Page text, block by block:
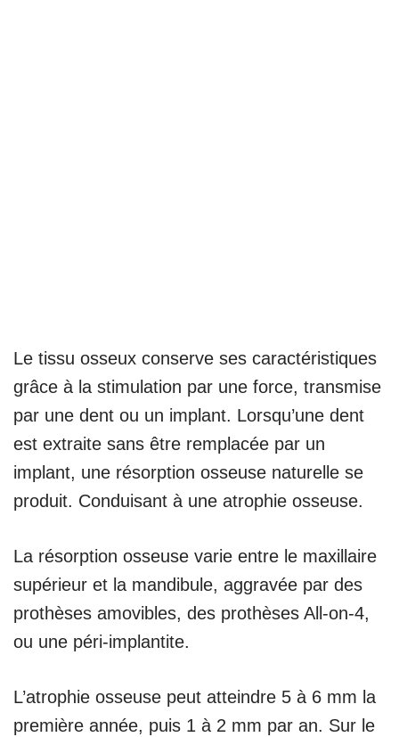
Le tissu osseux conserve ses caractéristiques
grâce à la stimulation par une force, transmise
par une dent ou un implant. Lorsqu’une dent
est extraite sans être remplacée par un
implant, une résorption osseuse naturelle se
produit. Conduisant à une atrophie osseuse.
La résorption osseuse varie entre le maxillaire
supérieur et la mandibule, aggravée par des
prothèses amovibles, des prothèses All-on-4,
ou une péri-implantite.
L’atrophie osseuse peut atteindre 5 à 6 mm la
première année, puis 1 à 2 mm par an. Sur le